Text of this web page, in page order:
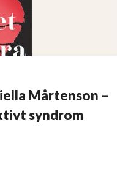
Mårtenson –
syndrom